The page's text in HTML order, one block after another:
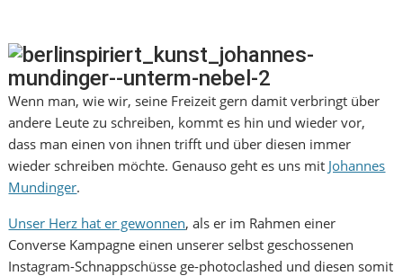
Wenn man, wie wir, seine Freizeit gern damit verbringt über
andere Leute zu schreiben, kommt es hin und wieder vor,
dass man einen von ihnen trifft und über diesen immer
wieder schreiben möchte. Genauso geht es uns mit Johannes
Mundinger.
Unser Herz hat er gewonnen, als er im Rahmen einer
Converse Kampagne einen unserer selbst geschossenen
Instagram-Schnappschüsse ge-photoclashed und diesen somit